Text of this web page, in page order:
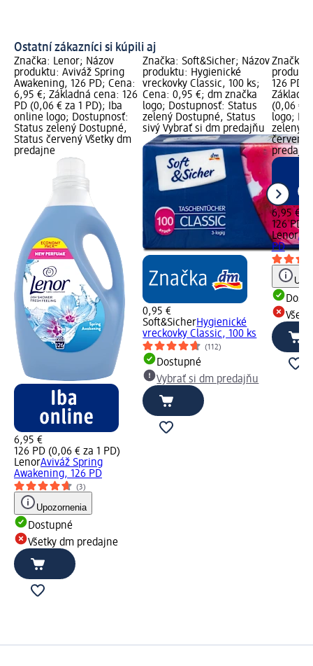
Ostatní zákazníci si kúpili aj
Značka: Lenor; Názov
produktu: Aviváž Spring
Awakening, 126 PD; Cena:
6,95 €; Základná cena: 126
PD (0,06 € za 1 PD); Iba
online logo; Dostupnosť:
Status zelený Dostupné,
Status červený Všetky dm
predajne
6,95 €
126 PD (0,06 € za 1 PD)
LenorAviváž Spring
Awakening, 126 PD
(3)
Upozornenia
Dostupné
Všetky dm predajne
Značka: Soft&Sicher; Názov
produktu: Hygienické
vreckovky Classic, 100 ks;
Cena: 0,95 €; dm značka
logo; Dostupnosť: Status
zelený Dostupné, Status
sivý Vybrať si dm predajňu
0,95 €
Soft&SicherHygienické
vreckovky Classic, 100 ks
(112)
Dostupné
Vybrať si dm predajňu
Značka:
126 PD;
(0,06 €
logo;
zelený
červený
predajne
6,95 €
126 PD
Lenor
PD